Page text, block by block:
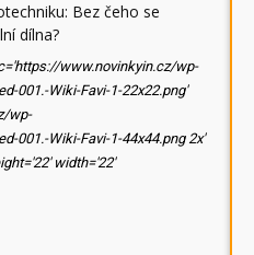
Bez čeho se
dílna?
www.novinkyin.cz/wp-
001.-Wiki-Favi-1-22x22.png'
wp-
001.-Wiki-Favi-1-44x44.png 2x'
width='22'